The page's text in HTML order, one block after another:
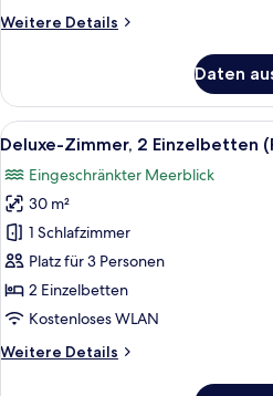
anzeigen
Weitere Details
Weitere
Zimmer,
1 King-
Bett
Bosphorus)
Daten
Alle
Fotos
für
Deluxe-
Zimmer,
2 Einzelbetten
(Partial
Bosphorus)
7
Deluxe-Zimmer, 2 Einzelbetten
Eingeschränkter Meerblick
30 m²
1 Schlafzimmer
Platz für 3 Personen
2 Einzelbetten
Kostenloses WLAN
Weitere Details
Weitere